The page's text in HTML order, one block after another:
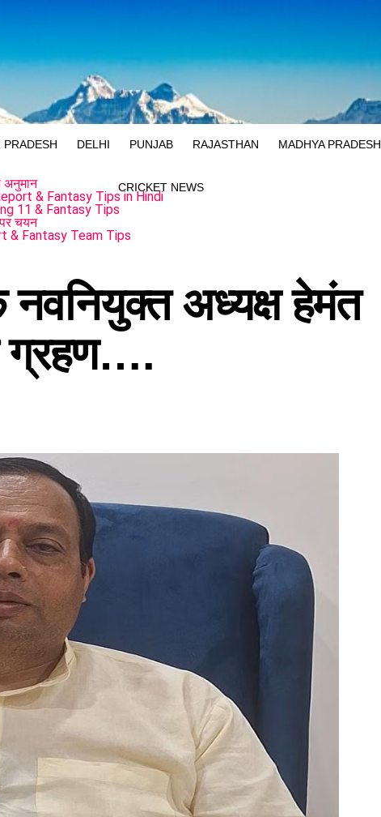
PRADESH DELHI PUNJAB RAJASTHAN MADHYA PRADESH
CRICKET NEWS
अनुमान
& Fantasy Tips in Hindi
11 & Fantasy Tips
चयन
& Fantasy Team Tips
नवनियुक्त अध्यक्ष हेमंत
ग्रहण….